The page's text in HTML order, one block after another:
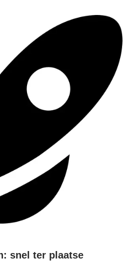
snel ter plaatse